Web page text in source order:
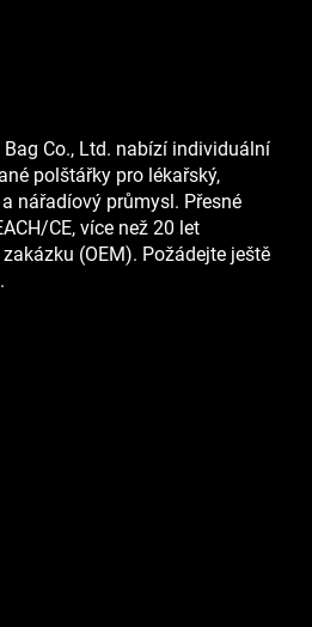
Co., Ltd. nabízí individuální
polštářky pro lékařský,
nářadíový průmysl. Přesné
CE, více než 20 let
(OEM). Požádejte ještě